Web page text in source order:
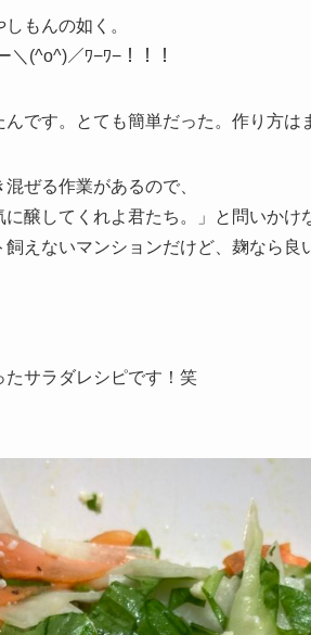
もんの如く。
＼(^o^)／ﾜ−ﾜ−！！！
です。とても簡単だった。作り方は
ぜる作業があるので、
に醸してくれよ君たち。」と問いか
えないマンションだけど、麹なら良
サラダレシピです！笑